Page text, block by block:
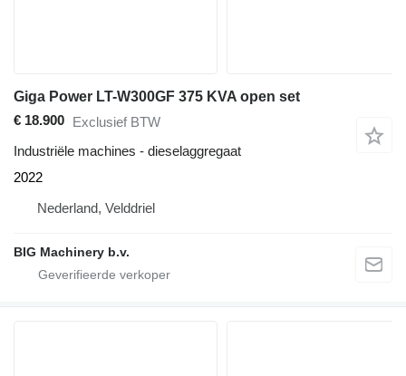
Giga Power LT-W300GF 375 KVA open set
€ 18.900 Exclusief BTW
Industriële machines - dieselaggregaat
2022
Nederland, Velddriel
BIG Machinery b.v.